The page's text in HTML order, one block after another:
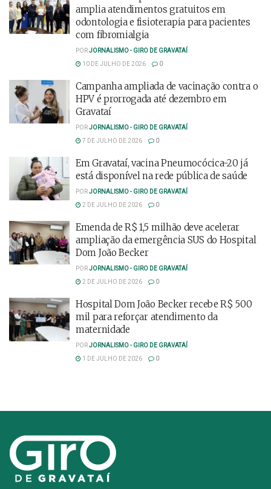
amplia atendimentos gratuitos em
odontologia e fisioterapia para pacientes
com fibromialgia
PORJORNALISMO - GIRO DE GRAVATAÍ
10 DE JULHO DE 2026
0
Campanha ampliada de vacinação contra o
HPV é prorrogada até dezembro em
Gravataí
PORJORNALISMO - GIRO DE GRAVATAÍ
7 DE JULHO DE 2026
0
Em Gravataí, vacina Pneumocócica-20 já
está disponível na rede pública de saúde
PORJORNALISMO - GIRO DE GRAVATAÍ
2 DE JULHO DE 2026
0
Emenda de R$ 1,5 milhão deve acelerar
ampliação da emergência SUS do Hospital
Dom João Becker
PORJORNALISMO - GIRO DE GRAVATAÍ
2 DE JULHO DE 2026
0
Hospital Dom João Becker recebe R$ 500
mil para reforçar atendimento da
maternidade
PORJORNALISMO - GIRO DE GRAVATAÍ
1 DE JULHO DE 2026
0